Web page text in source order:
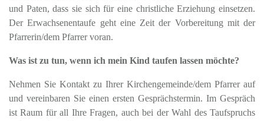
und Paten, dass sie sich für eine christliche Erziehung einsetzen.
Der Erwachsenentaufe geht eine Zeit der Vorbereitung mit der
Pfarrerin/dem Pfarrer voran.
Was ist zu tun, wenn ich mein Kind taufen lassen möchte?
Nehmen Sie Kontakt zu Ihrer Kirchengemeinde/dem Pfarrer auf
und vereinbaren Sie einen ersten Gesprächstermin. Im Gespräch
ist Raum für all Ihre Fragen, auch bei der Wahl des Taufspruchs